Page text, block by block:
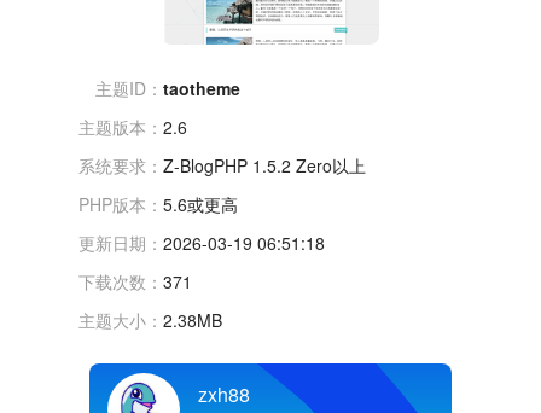
主题ID： taotheme
主题版本： 2.6
系统要求： Z-BlogPHP 1.5.2 Zero以上
PHP版本： 5.6或更高
更新日期： 2026-03-19 06:51:18
下载次数： 371
主题大小： 2.38MB
zxh88